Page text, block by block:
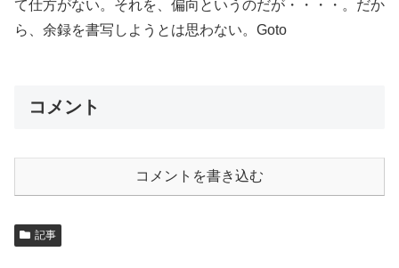
て仕方がない。それを、偏向というのだが・・・・。だか
ら、余録を書写しようとは思わない。Goto
コメント
コメントを書き込む
記事